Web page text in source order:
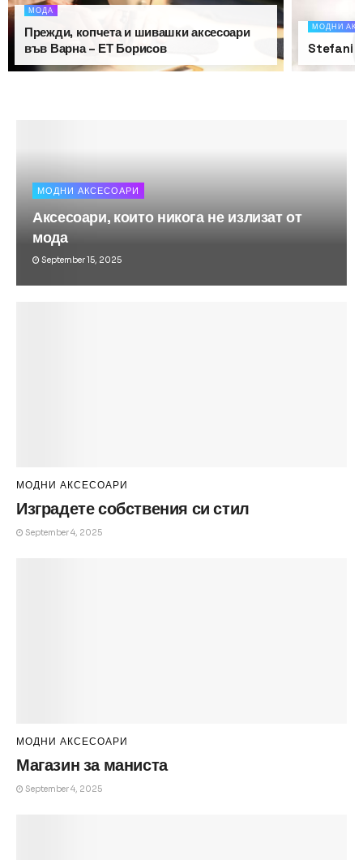
МОДА
Прежди, копчета и шивашки аксесоари
във Варна – ЕТ Борисов
МОДНИ
Stefani
МОДНИ АКСЕСОАРИ
Аксесоари, които никога не излизат от
мода
September 15, 2025
МОДНИ АКСЕСОАРИ
Изградете собствения си стил
September 4, 2025
МОДНИ АКСЕСОАРИ
Магазин за маниста
September 4, 2025